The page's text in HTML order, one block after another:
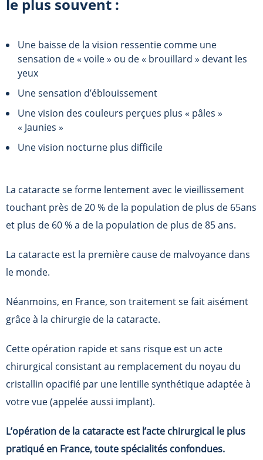
le plus souvent :
Une baisse de la vision ressentie comme une
sensation de « voile » ou de « brouillard » devant les
yeux
Une sensation d’éblouissement
Une vision des couleurs perçues plus « pâles »
« Jaunies »
Une vision nocturne plus difficile
La cataracte se forme lentement avec le vieillissement
touchant près de 20 % de la population de plus de 65ans
et plus de 60 % a de la population de plus de 85 ans.
La cataracte est la première cause de malvoyance dans
le monde.
Néanmoins, en France, son traitement se fait aisément
grâce à la chirurgie de la cataracte.
Cette opération rapide et sans risque est un acte
chirurgical consistant au remplacement du noyau du
cristallin opacifié par une lentille synthétique adaptée à
votre vue (appelée aussi implant).
L’opération de la cataracte est l’acte chirurgical le plus
pratiqué en France, toute spécialités confondues.